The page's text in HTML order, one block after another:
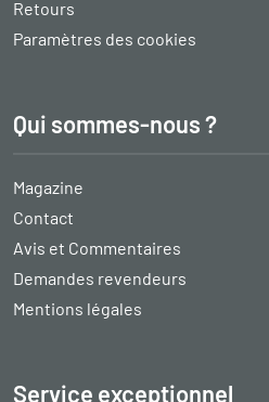
Retours
Paramètres des cookies
Qui sommes-nous ?
Magazine
Contact
Avis et Commentaires
Demandes revendeurs
Mentions légales
Service exceptionnel